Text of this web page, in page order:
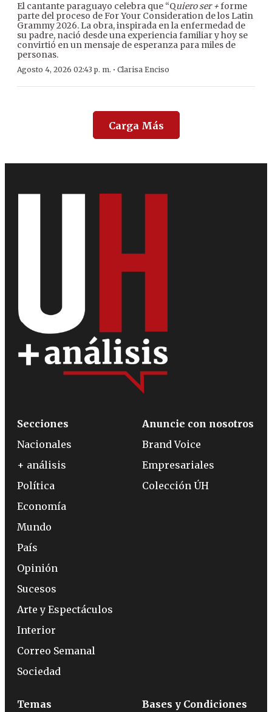
El cantante paraguayo celebra que “Quiero ser +forme
parte del proceso de For Your Consideration de los Latin
Grammy 2026. La obra, inspirada en la enfermedad de
su padre, nació desde una experiencia familiar y hoy se
convirtió en un mensaje de esperanza para miles de
personas.
Agosto 4, 2026 02:43 p. m. · Clarisa Enciso
Carga Más
Secciones
Nacionales
+ análisis
Política
Economía
Mundo
País
Opinión
Sucesos
Arte y Espectáculos
Interior
Correo Semanal
Sociedad
Anuncie con nosotros
Brand Voice
Empresariales
Colección ÚH
Temas Bases y Condiciones